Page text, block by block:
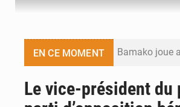
EN CE MOMENT
Le vice-président du